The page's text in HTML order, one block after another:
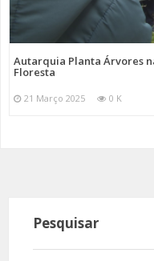
Autarquia Planta Árvores
Floresta
21 Março 2025 0 K
Pesquisar